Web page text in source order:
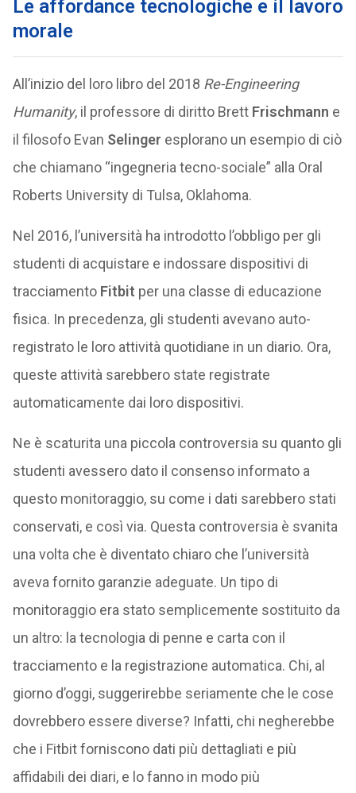
Le affordance tecnologiche e il lavoro
morale
All’inizio del loro libro del 2018 Re-Engineering
Humanity, il professore di diritto Brett Frischmann e
il filosofo Evan Selinger esplorano un esempio di ciò
che chiamano “ingegneria tecno-sociale” alla Oral
Roberts University di Tulsa, Oklahoma.
Nel 2016, l’università ha introdotto l’obbligo per gli
studenti di acquistare e indossare dispositivi di
tracciamento Fitbit per una classe di educazione
fisica. In precedenza, gli studenti avevano auto-
registrato le loro attività quotidiane in un diario. Ora,
queste attività sarebbero state registrate
automaticamente dai loro dispositivi.
Ne è scaturita una piccola controversia su quanto gli
studenti avessero dato il consenso informato a
questo monitoraggio, su come i dati sarebbero stati
conservati, e così via. Questa controversia è svanita
una volta che è diventato chiaro che l’università
aveva fornito garanzie adeguate. Un tipo di
monitoraggio era stato semplicemente sostituito da
un altro: la tecnologia di penne e carta con il
tracciamento e la registrazione automatica. Chi, al
giorno d’oggi, suggerirebbe seriamente che le cose
dovrebbero essere diverse? Infatti, chi negherebbe
che i Fitbit forniscono dati più dettagliati e più
affidabili dei diari, e lo fanno in modo più